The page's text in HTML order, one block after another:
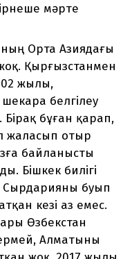
мәрте
Орта Азиядағы
Қырғызстанмен
жылы,
белгілеу
Бірақ бұған қарап,
жаласып отыр
байланысты
Бішкек билігі
Сырдарияны буып
кезі аз емес.
Өзбекстан
Алматыны